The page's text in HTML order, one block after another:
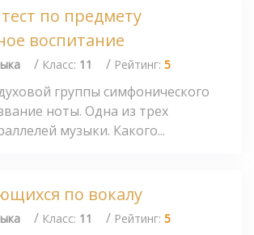
по предмету
воспитание
/ Класс: 11 / Рейтинг: 5
группы симфонического
ноты. Одна из трех
музыки. Какого...
по вокалу
/ Класс: 11 / Рейтинг: 5